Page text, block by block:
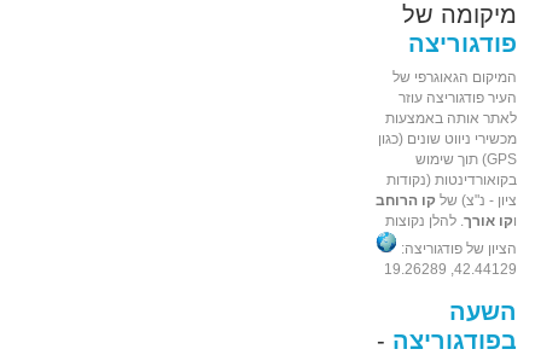
מיקומה של
פודגוריצה
המיקום הגאוגרפי של
העיר פודגוריצה עוזר
לאתר אותה באמצעות
מכשירי ניווט שונים (כגון
GPS) תוך שימוש
בקואורדינטות (נקודות
ציון - נ"צ) של קו הרוחב
וקו אורך. להלן נקוצות
הציון של פודגוריצה:
42.44129, 19.26289
השעה
בפודגוריצה -